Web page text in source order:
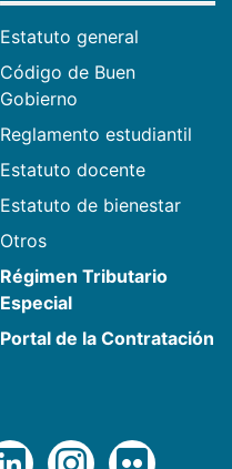
Estatuto general
Código de Buen
Gobierno
Reglamento estudiantil
Estatuto docente
Estatuto de bienestar
Otros
Régimen Tributario
Especial
Portal de la Contratación